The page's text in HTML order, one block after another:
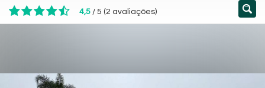
4,5 / 5 (2 avaliações)